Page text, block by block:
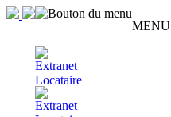
MENU